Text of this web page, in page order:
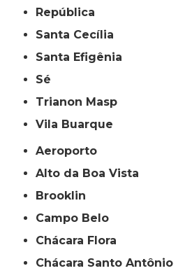
República
Santa Cecília
Santa Efigênia
Sé
Trianon Masp
Vila Buarque
Aeroporto
Alto da Boa Vista
Brooklin
Campo Belo
Chácara Flora
Chácara Santo Antônio